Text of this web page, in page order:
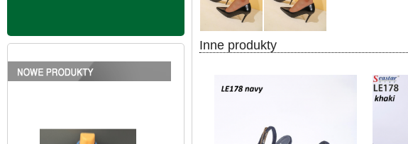
Bluzy damskie Roz L-
3XL. 1 kolor. Paczka
szczegóły
Inne produkty